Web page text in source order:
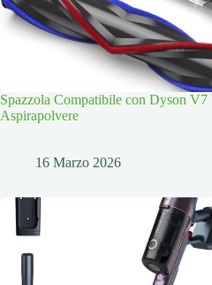
Spazzola Compatibile con Dyson
Aspirapolvere
16 Marzo 2026